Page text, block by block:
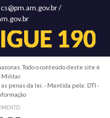
/
Todo o conteúdo deste site é
Militar.
penas da lei. - Mantida pela: DTI -